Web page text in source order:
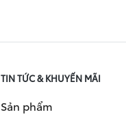
TIN TỨC & KHUYẾN MÃI
Sản phẩm